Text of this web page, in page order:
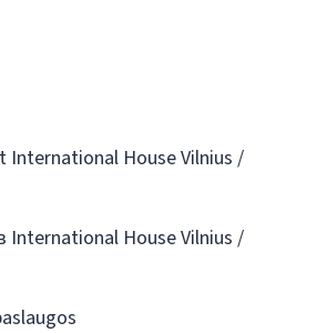
International House Vilnius /
International House Vilnius /